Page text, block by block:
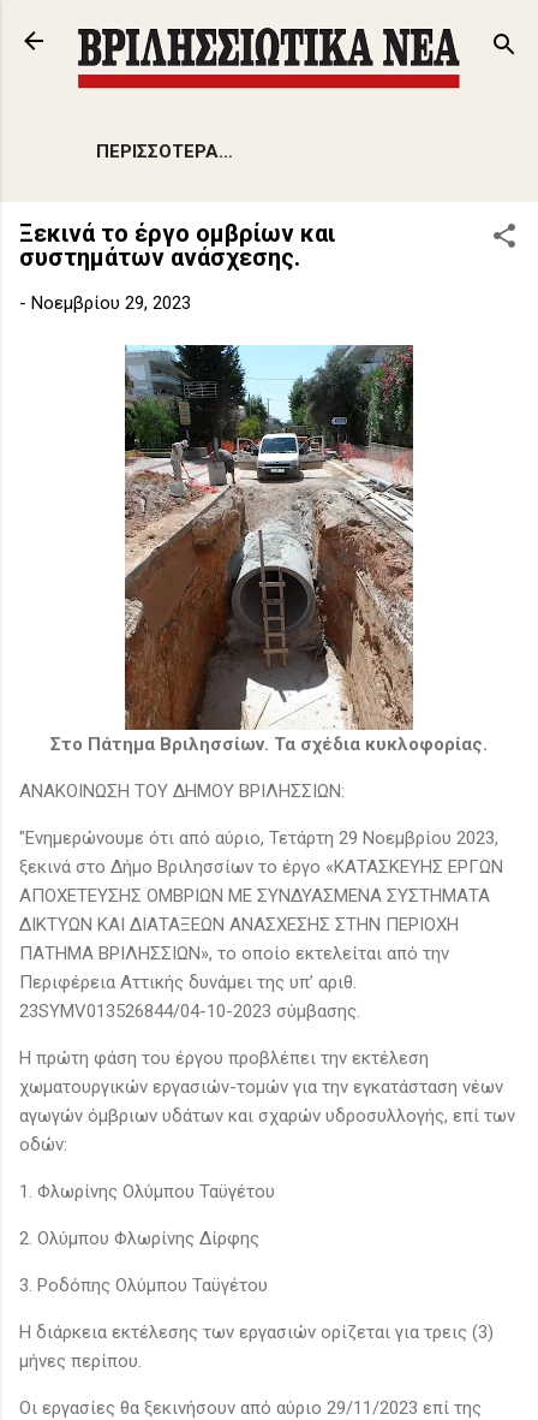
Μετάβαση στο κύριο περιεχόμενο
ΠΕΡΙΣΣΌΤΕΡΑ…
Ξεκινά το έργο ομβρίων και
συστημάτων ανάσχεσης.
- Νοεμβρίου 29, 2023
Στο Πάτημα Βριλησσίων. Τα σχέδια κυκλοφορίας.
ΑΝΑΚΟΙΝΩΣΗ ΤΟΥ ΔΗΜΟΥ ΒΡΙΛΗΣΣΙΩΝ:
"Ενημερώνουμε ότι από αύριο, Τετάρτη 29 Νοεμβρίου 2023,
ξεκινά στο Δήμο Βριλησσίων το έργο «ΚΑΤΑΣΚΕΥΗΣ ΕΡΓΩΝ
ΑΠΟΧΕΤΕΥΣΗΣ ΟΜΒΡΙΩΝ ΜΕ ΣΥΝΔΥΑΣΜΕΝΑ ΣΥΣΤΗΜΑΤΑ
ΔΙΚΤΥΩΝ ΚΑΙ ΔΙΑΤΑΞΕΩΝ ΑΝΑΣΧΕΣΗΣ ΣΤΗΝ ΠΕΡΙΟΧΗ
ΠΑΤΗΜΑ ΒΡΙΛΗΣΣΙΩΝ», το οποίο εκτελείται από την
Περιφέρεια Αττικής δυνάμει της υπ’ αριθ.
23SYMV013526844/04-10-2023 σύμβασης.
Η πρώτη φάση του έργου προβλέπει την εκτέλεση
χωματουργικών εργασιών-τομών για την εγκατάσταση νέων
αγωγών όμβριων υδάτων και σχαρών υδροσυλλογής, επί των
οδών:
1. Φλωρίνης Ολύμπου Ταϋγέτου
2. Ολύμπου Φλωρίνης Δίρφης
3. Ροδόπης Ολύμπου Ταϋγέτου
Η διάρκεια εκτέλεσης των εργασιών ορίζεται για τρεις (3)
μήνες περίπου.
Οι εργασίες θα ξεκινήσουν από αύριο 29/11/2023 επί της